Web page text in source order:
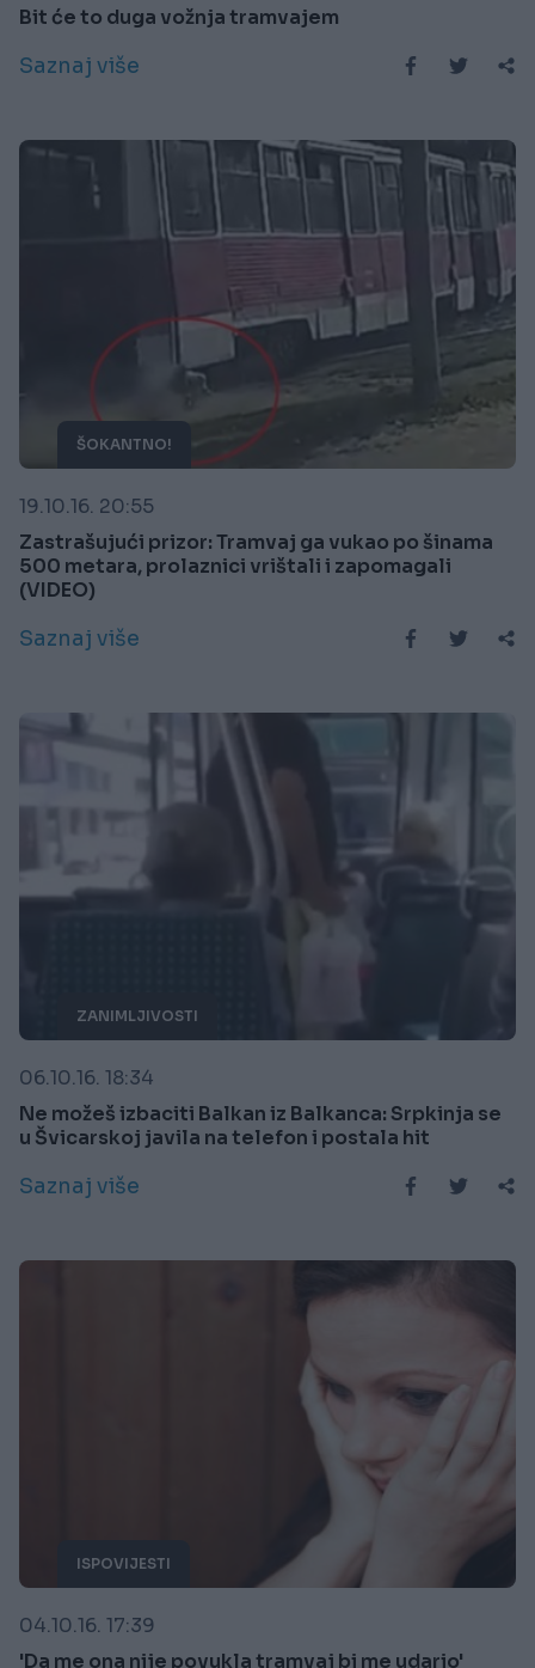
Bit će to duga vožnja tramvajem
Saznaj više
ŠOKANTNO!
19.10.16. 20:55
Zastrašujući prizor: Tramvaj ga vukao po šinama
500 metara, prolaznici vrištali i zapomagali
(VIDEO)
Saznaj više
ZANIMLJIVOSTI
06.10.16. 18:34
Ne možeš izbaciti Balkan iz Balkanca: Srpkinja se
u Švicarskoj javila na telefon i postala hit
Saznaj više
ISPOVIJESTI
04.10.16. 17:39
'Da me ona nije povukla tramvaj bi me udario'